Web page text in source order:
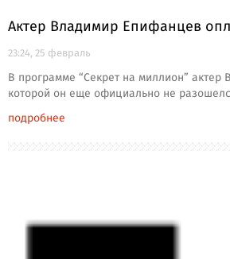
Актер Владимир Епифанцев
23:24, 25 февраль
В программе “Секрет на миллион”
которой он еще официально не
подробнее